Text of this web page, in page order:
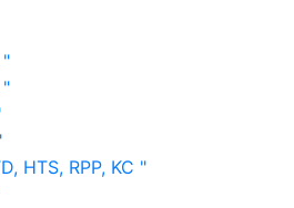
HTS, RPP, KC "